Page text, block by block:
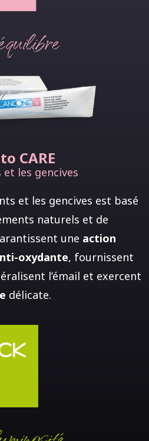
CARE
les gencives
et les gencives est basé
naturels et de
une action
oxydante, fournissent
l’émail et exercent
délicate.